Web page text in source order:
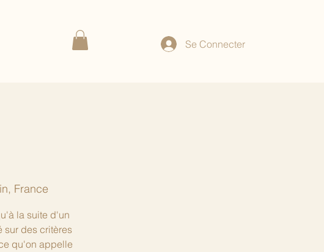
Se Connecter
France
la suite d'un
sur des critères
qu'on appelle